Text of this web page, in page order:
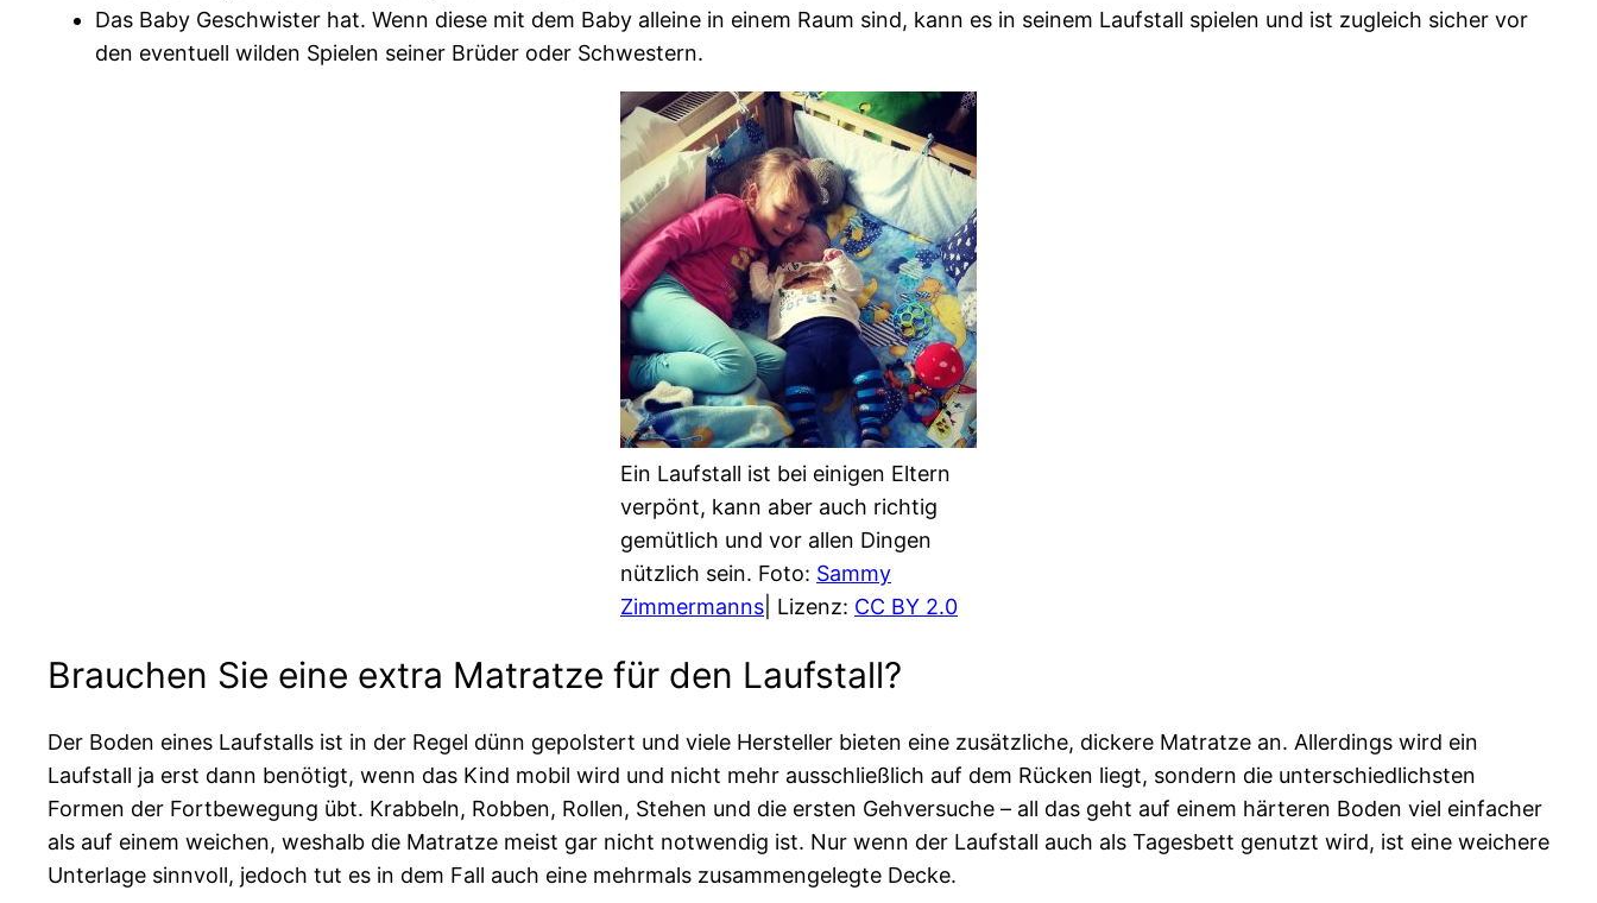
Das Baby Geschwister hat. Wenn diese mit dem Baby alleine in einem Raum sind, kann es in seinem Laufstall spielen und ist zugleich sicher vor
den eventuell wilden Spielen seiner Brüder oder Schwestern.
Ein Laufstall ist bei einigen Eltern
verpönt, kann aber auch richtig
gemütlich und vor allen Dingen
nützlich sein. Foto: Sammy
Zimmermanns | Lizenz: CC BY 2.0
Brauchen Sie eine extra Matratze für den Laufstall?
Der Boden eines Laufstalls ist in der Regel dünn gepolstert und viele Hersteller bieten eine zusätzliche, dickere Matratze an. Allerdings wird ein
Laufstall ja erst dann benötigt, wenn das Kind mobil wird und nicht mehr ausschließlich auf dem Rücken liegt, sondern die unterschiedlichsten
Formen der Fortbewegung übt. Krabbeln, Robben, Rollen, Stehen und die ersten Gehversuche – all das geht auf einem härteren Boden viel einfacher
als auf einem weichen, weshalb die Matratze meist gar nicht notwendig ist. Nur wenn der Laufstall auch als Tagesbett genutzt wird, ist eine weichere
Unterlage sinnvoll, jedoch tut es in dem Fall auch eine mehrmals zusammengelegte Decke.